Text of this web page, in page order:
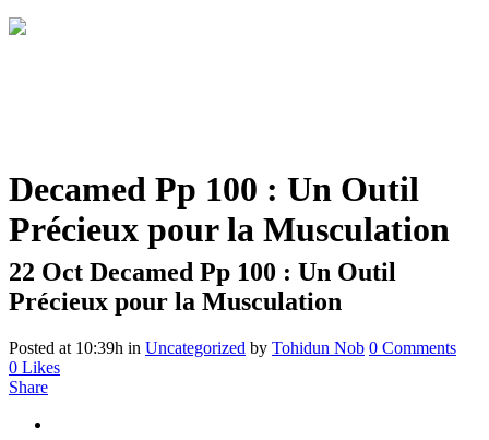
Decamed Pp 100 : Un Outil
Précieux pour la Musculation
22 Oct Decamed Pp 100 : Un Outil
Précieux pour la Musculation
Posted at 10:39h in Uncategorized by Tohidun Nob 0 Comments
0 Likes
Share